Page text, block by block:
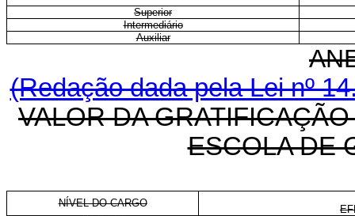
Superior
Intermediário
Auxiliar
(Redação dada pela Lei nº
VALOR DA
ESCOLA DE
NÍVEL DO CARGO